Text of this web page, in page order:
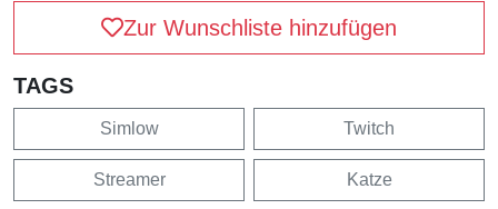
Zur Wunschliste hinzufügen
TAGS
Simlow Twitch
Streamer Katze